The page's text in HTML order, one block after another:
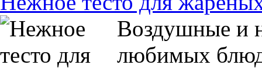
Воздушные и
любимых блюд